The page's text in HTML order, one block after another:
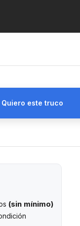
Quiero este truco
(sin mínimo)